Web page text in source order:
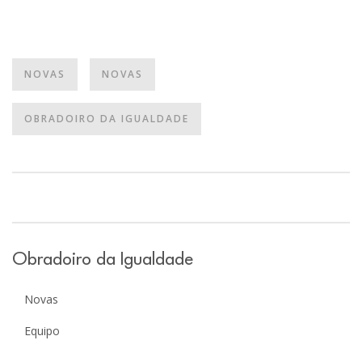
NOVAS NOVAS
OBRADOIRO DA IGUALDADE
Obradoiro da Igualdade
Novas
Equipo